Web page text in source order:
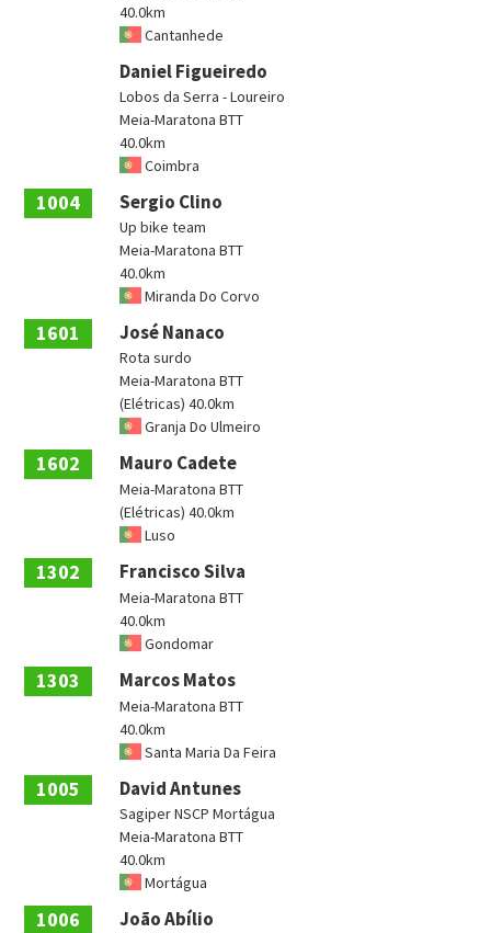
40.0km
Cantanhede
Daniel Figueiredo
Lobos da Serra - Loureiro
Meia-Maratona BTT
40.0km
Coimbra
1004 Sergio Clino
Up bike team
Meia-Maratona BTT
40.0km
Miranda Do Corvo
1601 José Nanaco
Rota surdo
Meia-Maratona BTT
(Elétricas) 40.0km
Granja Do Ulmeiro
1602 Mauro Cadete
Meia-Maratona BTT
(Elétricas) 40.0km
Luso
1302 Francisco Silva
Meia-Maratona BTT
40.0km
Gondomar
1303 Marcos Matos
Meia-Maratona BTT
40.0km
Santa Maria Da Feira
1005 David Antunes
Sagiper NSCP Mortágua
Meia-Maratona BTT
40.0km
Mortágua
1006 João Abílio